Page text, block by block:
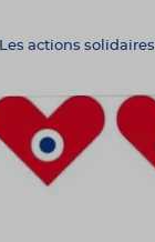
Les actions solidaires